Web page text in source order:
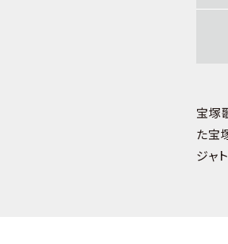
宝塚
た宝
ジャ